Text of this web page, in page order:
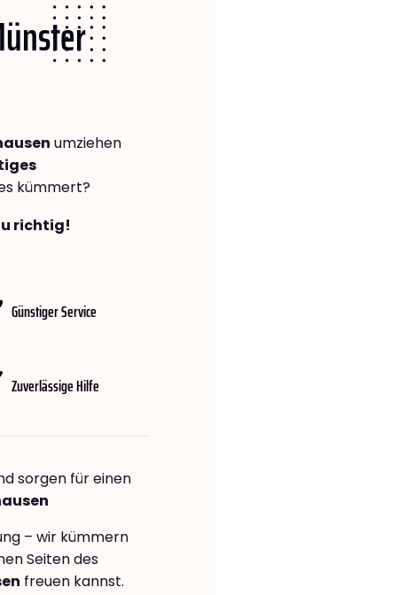
umziehen
kümmert?
richtig!
Günstiger Service
Zuverlässige Hilfe
sorgen für einen
– wir kümmern
Seiten des
freuen kannst.